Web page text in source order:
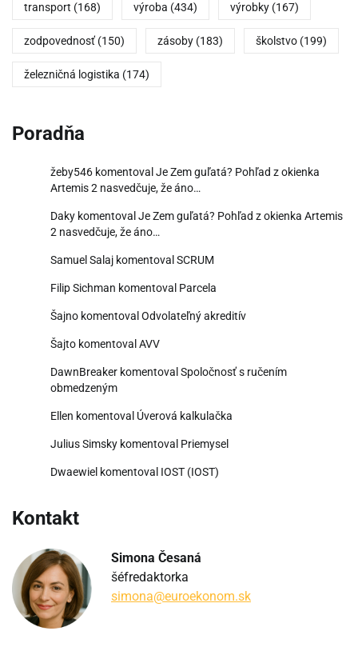
transport (168) výroba (434) výrobky (167)
zodpovednosť (150) zásoby (183) školstvo (199)
železničná logistika (174)
Poradňa
žeby546 komentoval Je Zem guľatá? Pohľad z okienka
Artemis 2 nasvedčuje, že áno…
Daky komentoval Je Zem guľatá? Pohľad z okienka Artemis
2 nasvedčuje, že áno…
Samuel Salaj komentoval SCRUM
Filip Sichman komentoval Parcela
Šajno komentoval Odvolateľný akreditív
Šajto komentoval AVV
DawnBreaker komentoval Spoločnosť s ručením
obmedzeným
Ellen komentoval Úverová kalkulačka
Julius Simsky komentoval Priemysel
Dwaewiel komentoval IOST (IOST)
Kontakt
Simona Česaná
šéfredaktorka
simona@euroekonom.sk